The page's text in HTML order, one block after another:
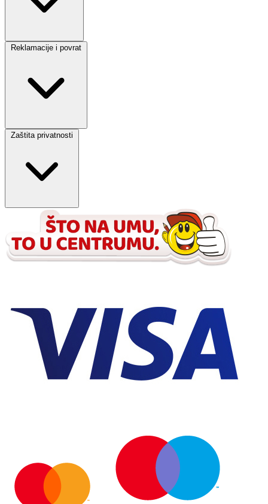
Reklamacije i povrat
Zaštita privatnosti